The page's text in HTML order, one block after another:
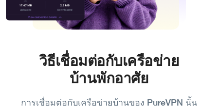
วิธีเชื่อมต่อกับเครือข่าย
บ้านพักอาศัย
การเชื่อมต่อกับเครือข่ายบ้านของ PureVPN นั้น